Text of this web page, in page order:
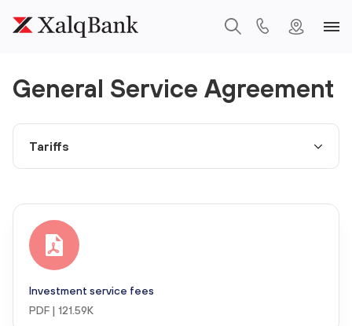
General Service Agreement
Investment service fees
PDF | 121.59K